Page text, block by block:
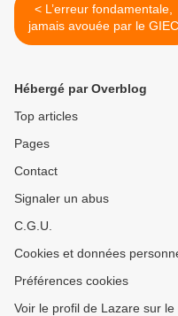
< L’erreur fondamentale,
jamais avouée par le GIEC
Hébergé par Overblog
Top articles
Pages
Contact
Signaler un abus
C.G.U.
Cookies et données
Préférences cookies
Voir le profil de Lazare sur